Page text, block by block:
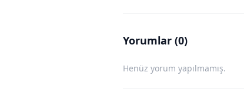
Yorumlar (0)
Henüz yorum yapılmamış.